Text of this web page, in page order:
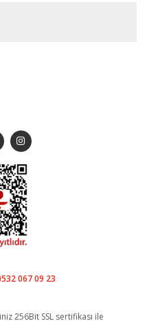
067 09 23
256Bit SSL sertifikası ile